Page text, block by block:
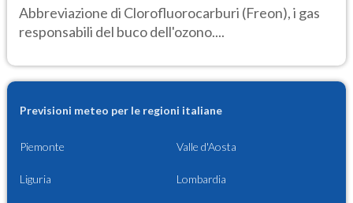
Abbreviazione di Clorofluorocarburi (Freon), i gas
responsabili del buco dell'ozono....
Previsioni meteo per le regioni italiane
Piemonte Valle d'Aosta
Liguria Lombardia